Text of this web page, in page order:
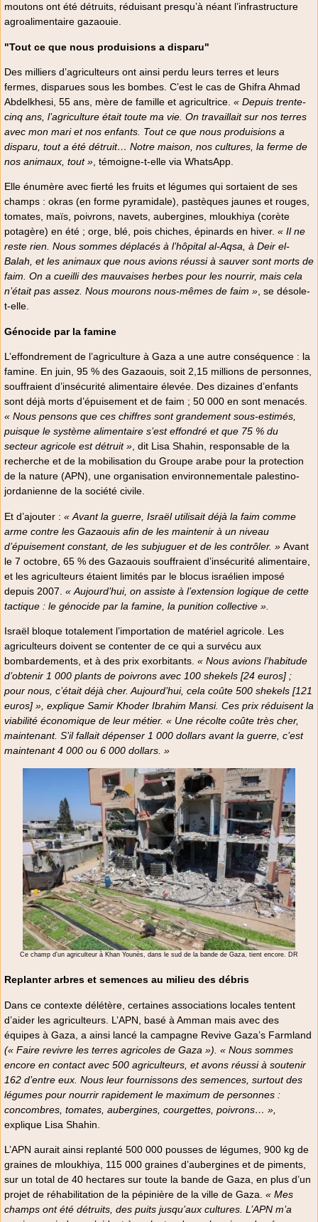
moutons ont été détruits, réduisant presqu’à néant l’infrastructure
agroalimentaire gazaouie.
"Tout ce que nous produisions a disparu"
Des milliers d’agriculteurs ont ainsi perdu leurs terres et leurs
fermes, disparues sous les bombes. C’est le cas de Ghifra Ahmad
Abdelkhesi, 55 ans, mère de famille et agricultrice. « Depuis trente-
cinq ans, l’agriculture était toute ma vie. On travaillait sur nos terres
avec mon mari et nos enfants. Tout ce que nous produisions a
disparu, tout a été détruit… Notre maison, nos cultures, la ferme de
nos animaux, tout » , témoigne-t-elle via WhatsApp.
Elle énumère avec fierté les fruits et légumes qui sortaient de ses
champs : okras (en forme pyramidale), pastèques jaunes et rouges,
tomates, maïs, poivrons, navets, aubergines, mloukhiya (corète
potagère) en été ; orge, blé, pois chiches, épinards en hiver. « Il ne
reste rien. Nous sommes déplacés à l’hôpital al-Aqsa, à Deir el-
Balah, et les animaux que nous avions réussi à sauver sont morts de
faim. On a cueilli des mauvaises herbes pour les nourrir, mais cela
n’était pas assez. Nous mourons nous-mêmes de faim », se désole-
t-elle.
Génocide par la famine
L’effondrement de l’agriculture à Gaza a une autre conséquence : la
famine. En juin, 95 % des Gazaouis, soit 2,15 millions de personnes,
souffraient d’insécurité alimentaire élevée. Des dizaines d’enfants
sont déjà morts d’épuisement et de faim ; 50 000 en sont menacés.
« Nous pensons que ces chiffres sont grandement sous-estimés,
puisque le système alimentaire s’est effondré et que 75 % du
secteur agricole est détruit » , dit Lisa Shahin, responsable de la
recherche et de la mobilisation du Groupe arabe pour la protection
de la nature (APN), une organisation environnementale palestino-
jordanienne de la société civile.
Et d’ajouter : « Avant la guerre, Israël utilisait déjà la faim comme
arme contre les Gazaouis afin de les maintenir à un niveau
d’épuisement constant, de les subjuguer et de les contrôler. » Avant
le 7 octobre, 65 % des Gazaouis souffraient d’insécurité alimentaire,
et les agriculteurs étaient limités par le blocus israélien imposé
depuis 2007. « Aujourd’hui, on assiste à l’extension logique de cette
tactique : le génocide par la famine, la punition collective ».
Israël bloque totalement l’importation de matériel agricole. Les
agriculteurs doivent se contenter de ce qui a survécu aux
bombardements, et à des prix exorbitants. « Nous avions l’habitude
d’obtenir 1 000 plants de poivrons avec 100 shekels [24 euros] ;
pour nous, c’était déjà cher. Aujourd’hui, cela coûte 500 shekels [121
euros] », explique Samir Khoder Ibrahim Mansi. Ces prix réduisent la
viabilité économique de leur métier. « Une récolte coûte très cher,
maintenant. S’il fallait dépenser 1 000 dollars avant la guerre, c’est
maintenant 4 000 ou 6 000 dollars. »
Ce champ d’un agriculteur à Khan Younès, dans le sud de la bande de Gaza, tient encore. DR
Replanter arbres et semences au milieu des débris
Dans ce contexte délétère, certaines associations locales tentent
d’aider les agriculteurs. L’APN, basé à Amman mais avec des
équipes à Gaza, a ainsi lancé la campagne Revive Gaza’s Farmland
(« Faire revivre les terres agricoles de Gaza »). « Nous sommes
encore en contact avec 500 agriculteurs, et avons réussi à soutenir
162 d’entre eux. Nous leur fournissons des semences, surtout des
légumes pour nourrir rapidement le maximum de personnes :
concombres, tomates, aubergines, courgettes, poivrons… »,
explique Lisa Shahin.
L’APN aurait ainsi replanté 500 000 pousses de légumes, 900 kg de
graines de mloukhiya, 115 000 graines d’aubergines et de piments,
sur un total de 40 hectares sur toute la bande de Gaza, en plus d’un
projet de réhabilitation de la pépinière de la ville de Gaza. « Mes
champs ont été détruits, des puits jusqu’aux cultures. L’APN m’a